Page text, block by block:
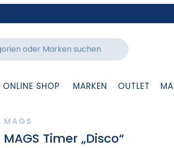
ONLINE SHOP MARKEN OUTLET
MAGS
MAGS Timer „Disco“